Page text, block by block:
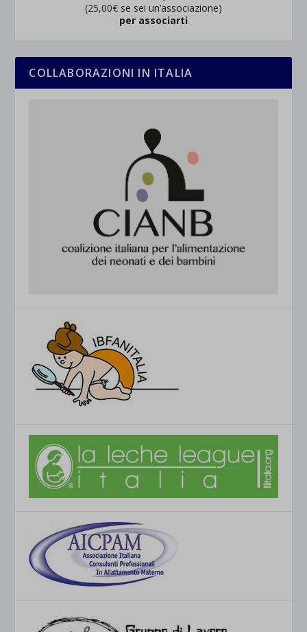
(25,00€ se sei un’associazione)
per associarti
COLLABORAZIONI IN ITALIA